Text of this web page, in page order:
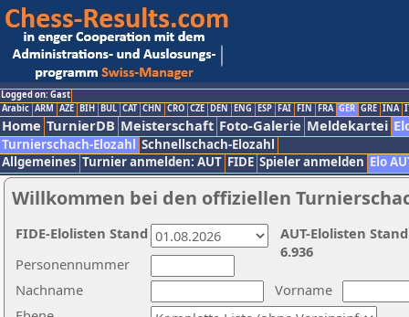
Logged on: Gast
Arabic ARM AZE BIH BUL CAT CHN CRO CZE DEN ENG ESP FAI FIN FRA GER GRE INA
Home TurnierDB Meisterschaft Foto-Galerie Meldekartei
Turnierschach-Elozahl Schnellschach-Elozahl
Allgemeines Turnier anmelden: AUT FIDE Spieler anmelden Elo
Willkommen bei den offiziellen
Nachname
Vorname
Personennummer
AUT-Elolisten
6.936
FIDE-Elolisten Stand